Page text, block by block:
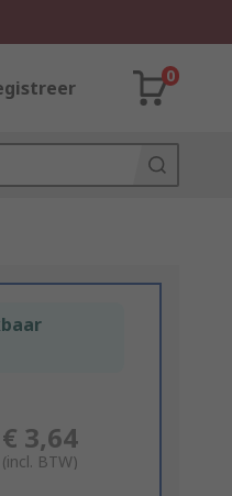
0
€ 3,64
(incl. BTW)